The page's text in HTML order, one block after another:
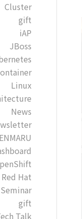
Cluster
gift
iAP
JBoss
Linux
News
Red Hat
Seminar
gift
Talk